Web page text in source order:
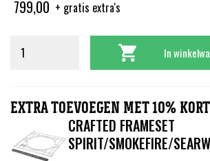
799,00 + gratis extra's
In
EXTRA TOEVOEGEN MET 10%
CRAFTED FRAMESET
SPIRIT/SMOKEFIRE/